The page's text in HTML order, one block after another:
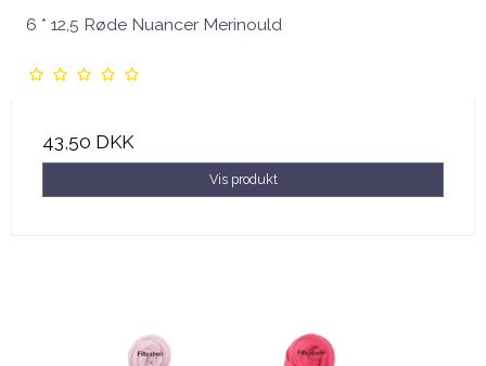
6 * 12,5 Røde Nuancer Merinould
43,50 DKK
Vis produkt